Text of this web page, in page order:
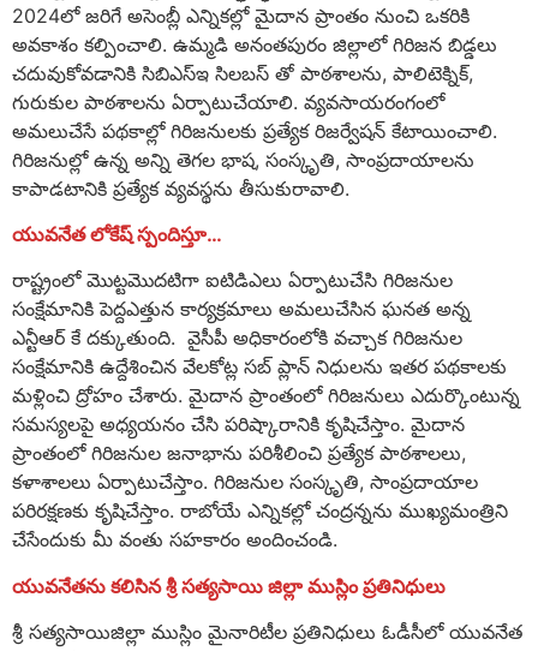
2024లో జరిగే అసెంబ్లీ ఎన్నికల్లో మైదాన ప్రాంతం నుంచి ఒకరికి
అవకాశం కల్పించాలి. ఉమ్మడి అనంతపురం జిల్లాలో గిరిజన బిడ్డలు
చదువుకోవడానికి సిబిఎస్ఇ సిలబస్ తో పాఠశాలను, పాలిటెక్నిక్,
గురుకుల పాఠశాలను ఏర్పాటుచేయాలి. వ్యవసాయరంగంలో
అమలుచేసే పథకాల్లో గిరిజనులకు ప్రత్యేక రిజర్వేషన్ కేటాయించాలి.
గిరిజనుల్లో ఉన్న అన్ని తెగల భాష, సంస్కృతి, సాంప్రదాయాలను
కాపాడటానికి ప్రత్యేక వ్యవస్థను తీసుకురావాలి.
యువనేత లోకేష్ స్పందిస్తూ…
రాష్ట్రంలో మొట్టమొదటిగా ఐటిడిఎలు ఏర్పాటుచేసి గిరిజనుల
సంక్షేమానికి పెద్దఎత్తున కార్యక్రమాలు అమలుచేసిన ఘనత అన్న
ఎన్టీఆర్ కే దక్కుతుంది. వైసీపీ అధికారంలోకి వచ్చాక గిరిజనుల
సంక్షేమానికి ఉద్దేశించిన వేలకోట్ల సబ్ ప్లాన్ నిధులను ఇతర పథకాలకు
మళ్లించి ద్రోహం చేశారు. మైదాన ప్రాంతంలో గిరిజనులు ఎదుర్కొంటున్న
సమస్యలపై అధ్యయనం చేసి పరిష్కారానికి కృషిచేస్తాం. మైదాన
ప్రాంతంలో గిరిజనుల జనాభాను పరిశీలించి ప్రత్యేక పాఠశాలలు,
కళాశాలలు ఏర్పాటుచేస్తాం. గిరిజనుల సంస్కృతి, సాంప్రదాయాల
పరిరక్షణకు కృషిచేస్తాం. రాబోయే ఎన్నికల్లో చంద్రన్నను ముఖ్యమంత్రిని
చేసేందుకు మీ వంతు సహకారం అందించండి.
యువనేతను కలిసిన శ్రీ సత్యసాయి జిల్లా ముస్లిం ప్రతినిధులు
శ్రీ సత్యసాయిజిల్లా ముస్లిం మైనారిటీల ప్రతినిధులు ఓడీసీలో యువనేత